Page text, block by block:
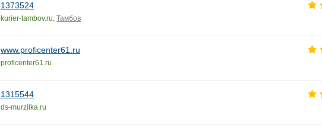
1373524
kurier-tambov.ru, Тамбов
www.proficenter61.ru
proficenter61.ru
1315544
ds-murzilka.ru